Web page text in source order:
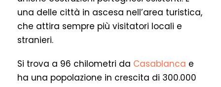
una delle città in ascesa nell’area turistica,
che attira sempre più visitatori locali e
stranieri.
Si trova a 96 chilometri da Casablanca e
ha una popolazione in crescita di 300.000